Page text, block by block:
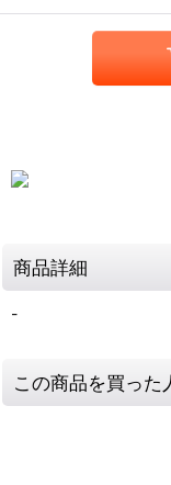
商品詳細
-
この商品を買った